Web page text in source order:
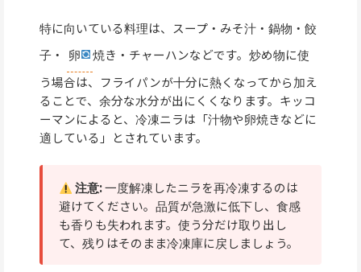
特に向いている料理は、スープ・みそ汁・鍋物・餃
子・
卵
焼き・チャーハンなどです。炒め物に使
う場合は、フライパンが十分に熱くなってから加え
ることで、余分な水分が出にくくなります。キッコ
ーマンによると、冷凍ニラは「汁物や卵焼きなどに
適している」とされています。
注意:一度解凍したニラを再冷凍するのは
避けてください。品質が急激に低下し、食感
も香りも失われます。使う分だけ取り出し
て、残りはそのまま冷凍庫に戻しましょう。